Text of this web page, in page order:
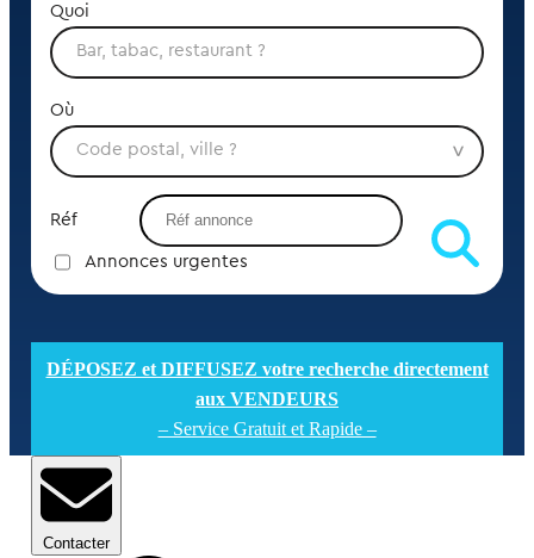
Quoi
Où
Réf
Annonces urgentes
DÉPOSEZ et DIFFUSEZ votre recherche directement
aux VENDEURS
– Service Gratuit et Rapide –
Contacter